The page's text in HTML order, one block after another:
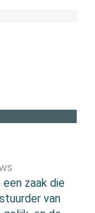
zaak die
van